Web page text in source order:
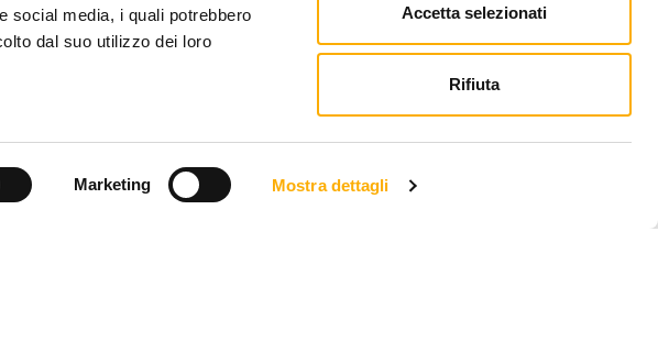
social media, i quali potrebbero
dal suo utilizzo dei loro
Marketing Mostra dettagli
Accetta selezionati
Rifiuta